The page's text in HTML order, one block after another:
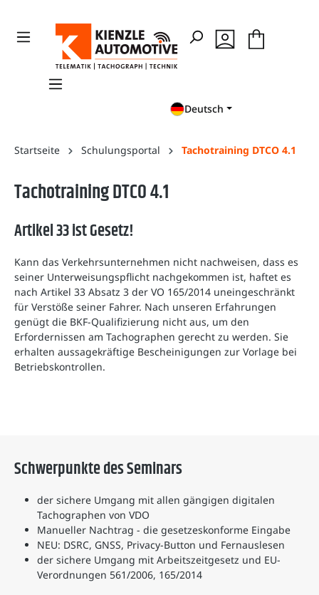
Deutsch
Startseite Schulungsportal Tachotraining DTCO 4.1
Tachotraining DTCO 4.1
Artikel 33 ist Gesetz!
Kann das Verkehrsunternehmen nicht nachweisen, dass es
seiner Unterweisungspflicht nachgekommen ist, haftet es
nach Artikel 33 Absatz 3 der VO 165/2014 uneingeschränkt
für Verstöße seiner Fahrer. Nach unseren Erfahrungen
genügt die BKF-Qualifizierung nicht aus, um den
Erfordernissen am Tachographen gerecht zu werden. Sie
erhalten aussagekräftige Bescheinigungen zur Vorlage bei
Betriebskontrollen.
Schwerpunkte des Seminars
der sichere Umgang mit allen gängigen digitalen
Tachographen von VDO
Manueller Nachtrag - die gesetzeskonforme Eingabe
NEU: DSRC, GNSS, Privacy-Button und Fernauslesen
der sichere Umgang mit Arbeitszeitgesetz und EU-
Verordnungen 561/2006, 165/2014